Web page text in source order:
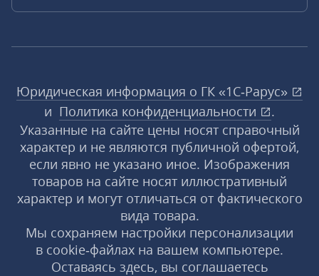
Юридическая информация о ГК «1С‑Рарус»
и Политика конфиденциальности
.
Указанные на сайте цены носят справочный
характер и не являются публичной офертой,
если явно не указано иное. Изображения
товаров на сайте носят иллюстративный
характер и могут отличаться от фактического
вида товара.
Мы сохраняем настройки персонализации
в cookie‑файлах на вашем компьютере.
Оставаясь здесь, вы соглашаетесь